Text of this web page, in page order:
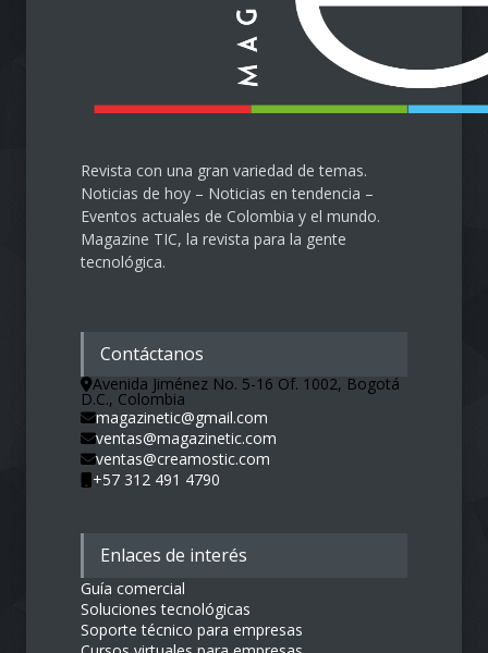
Salud 28 de septiembre de 2024
Revista con una gran variedad de temas.
Noticias de hoy – Noticias en tendencia –
Eventos actuales de Colombia y el mundo.
Magazine TIC, la revista para la gente
tecnológica.
Contáctanos
Avenida Jiménez No. 5-16 Of. 1002, Bogotá
D.C., Colombia
magazinetic@gmail.com
ventas@magazinetic.com
ventas@creamostic.com
+57 312 491 4790
Enlaces de interés
Guía comercial
Soluciones tecnológicas
Soporte técnico para empresas